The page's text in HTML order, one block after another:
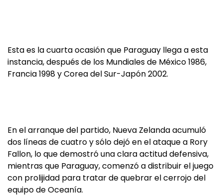
Esta es la cuarta ocasión que Paraguay llega a esta
instancia, después de los Mundiales de México 1986,
Francia 1998 y Corea del Sur-Japón 2002.
En el arranque del partido, Nueva Zelanda acumuló
dos líneas de cuatro y sólo dejó en el ataque a Rory
Fallon, lo que demostró una clara actitud defensiva,
mientras que Paraguay, comenzó a distribuir el juego
con prolijidad para tratar de quebrar el cerrojo del
equipo de Oceanía.